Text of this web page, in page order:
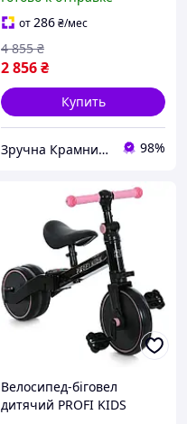
старше розовый PROFI
KIDS MK-16731
от286₴/мес
2 856₴
4 855 ₴
Купить
Зручна Крамниця 98%
Велосипед-біговел
дитячий PROFI KIDS